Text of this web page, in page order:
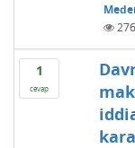
276
1
cevap